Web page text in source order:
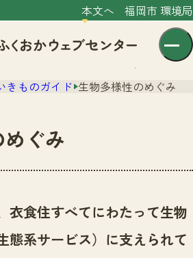
本文へ 福岡市 環境局
介
TOP
ー
ド
きものガイド 生物多様性のめぐみ
ぐみ
衣食住すべてにわたって生物
態系サービス）に支えられて